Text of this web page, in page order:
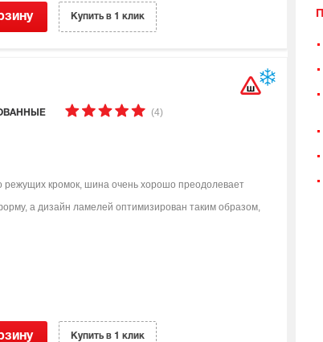
Купить в 1 клик
(4)
режущих кромок, шина очень хорошо преодолевает
а дизайн ламелей оптимизирован таким образом,
Купить в 1 клик